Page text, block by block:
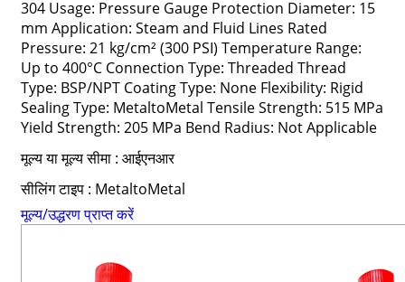
304 Usage: Pressure Gauge Protection Diameter: 15
mm Application: Steam and Fluid Lines Rated
Pressure: 21 kg/cm² (300 PSI) Temperature Range:
Up to 400°C Connection Type: Threaded Thread
Type: BSP/NPT Coating Type: None Flexibility: Rigid
Sealing Type: MetaltoMetal Tensile Strength: 515 MPa
Yield Strength: 205 MPa Bend Radius: Not Applicable
मूल्य या मूल्य सीमा : आईएनआर
सीलिंग टाइप : MetaltoMetal
मूल्य/उद्धरण प्राप्त करें